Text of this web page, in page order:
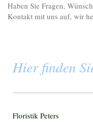
Haben Sie Fragen,
Kontakt mit uns auf, wir
Hier finden
Floristik Peters